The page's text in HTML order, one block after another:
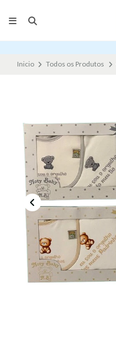
Inicio Todos os Produtos